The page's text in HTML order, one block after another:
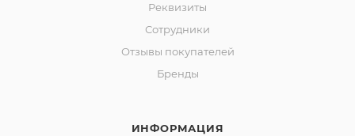
Реквизиты
Сотрудники
Отзывы покупателей
Бренды
ИНФОРМАЦИЯ